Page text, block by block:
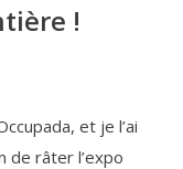
!
et je l’ai
de râter l’expo